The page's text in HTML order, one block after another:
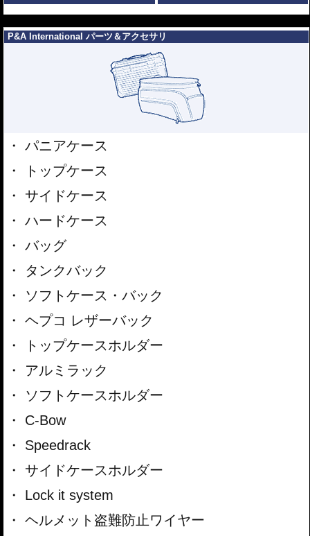
P&A International パーツ＆アクセサリ
パニアケース
トップケース
サイドケース
ハードケース
バッグ
タンクバック
ソフトケース・バック
ヘプコ レザーバック
トップケースホルダー
アルミラック
ソフトケースホルダー
C-Bow
Speedrack
サイドケースホルダー
Lock it system
ヘルメット盗難防止ワイヤー